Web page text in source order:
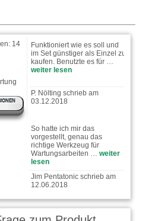
14
kaufen. Benutzte es für …
weiter lesen
richtige Werkzeug für
Wartungsarbeiten …weiter
lesen
Jim Pentatonic schrieb am